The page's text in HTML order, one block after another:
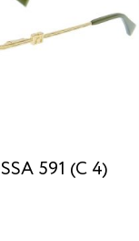
591 (C 4)